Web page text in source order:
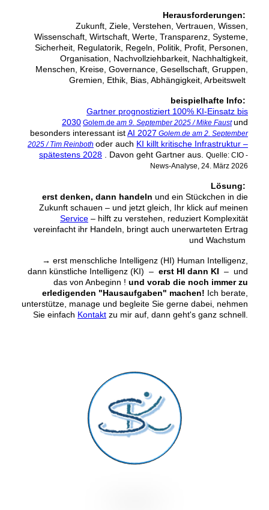
Herausforderungen:
Zukunft, Ziele, Verstehen, Vertrauen, Wissen,
Wissenschaft, Wirtschaft, Werte, Transparenz, Systeme,
Sicherheit, Regulatorik, Regeln, Politik, Profit, Personen,
Organisation, Nachvollziehbarkeit, Nachhaltigkeit,
Menschen, Kreise, Governance, Gesellschaft, Gruppen,
Gremien, Ethik, Bias, Abhängigkeit, Arbeitswelt
beispielhafte Info:
Gartner prognostiziert 100% KI-Einsatz bis
2030 Golem.de am 9. September 2025 / Mike Faust und
besonders interessant istAI 2027 Golem.de am 2. September
2025 / Tim Reinboth oder auch KI killt kritische Infrastruktur –
spätestens 2028 . Davon geht Gartner aus. Quelle: CIO -
News-Analyse, 24. März 2026
Lösung:
erst denken, dann handeln und ein Stückchen in die
Zukunft schauen ‒ und jetzt gleich, Ihr klick auf meinen
Service ‒ hilft zu verstehen, reduziert Komplexität
vereinfacht ihr Handeln, bringt auch unerwarteten Ertrag
und Wachstum
→ erst menschliche Intelligenz (HI) Human Intelligenz,
dann künstliche Intelligenz (KI) – erst HI dann KI – und
das von Anbeginn ! und vorab die noch immer zu
erledigenden "Hausaufgaben" machen! Ich berate,
unterstütze, manage und begleite Sie gerne dabei, nehmen
Sie einfach Kontakt zu mir auf, dann geht's ganz schnell.